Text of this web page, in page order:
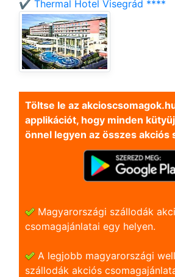
✔️ Thermal Hotel Visegrád ****
Töltse le az
applikációt, hogy minden
önnel legyen az összes akciós
Magyarországi szállodák
csomagajánlatai egy helyen.
A legjobb magyarországi
szállodák akciós